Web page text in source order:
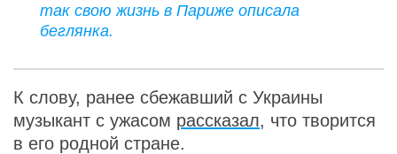
так свою жизнь в Париже описала
беглянка.
К слову, ранее сбежавший с Украины
музыкант с ужасом рассказал, что творится
в его родной стране.